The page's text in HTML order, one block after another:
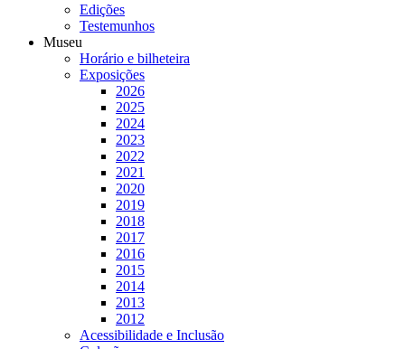
Edições
Testemunhos
Museu
Horário e bilheteira
Exposições
2026
2025
2024
2023
2022
2021
2020
2019
2018
2017
2016
2015
2014
2013
2012
Acessibilidade e Inclusão